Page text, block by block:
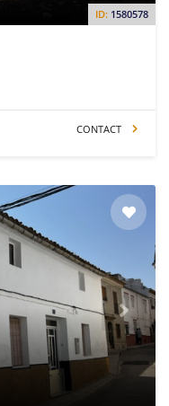
ID: 1580578
CONTACT